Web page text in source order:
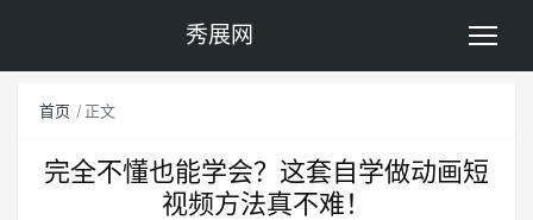
秀展网
首页 正文
完全不懂也能学会？这套自学做动画短
视频方法真不难！